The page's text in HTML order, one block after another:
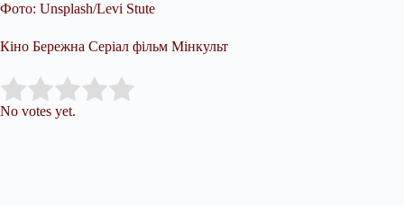
Фото: Unsplash/Levi Stute
Кіно Бережна Серіал фільм Мінкульт
Rate this item:
No votes yet.